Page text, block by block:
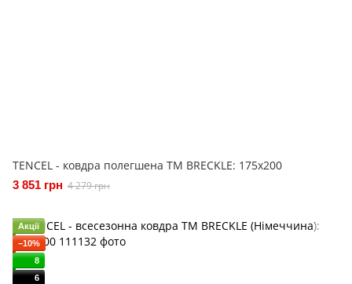
TENCEL - ковдра полегшена ТМ BRECKLE: 175x200
3 851 грн 4 279 грн
Акції
−10%
8
6